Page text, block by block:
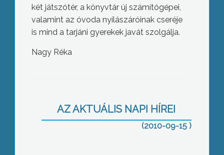
két játszótér, a könyvtár új számítógépei,
valamint az óvoda nyílászáróinak cseréje
is mind a tarjáni gyerekek javát szolgálja.
Nagy Réka
AZ AKTUÁLIS NAPI HÍREI
(2010-09-15 )
tüzeléses energetikai hasznosításhoz
legfontosabbak a zöld energiák